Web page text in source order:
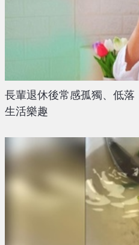
長輩退休後常感孤獨、低落
生活樂趣